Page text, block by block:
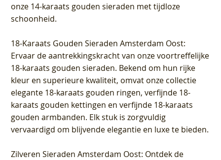
onze 14-karaats gouden sieraden met tijdloze
schoonheid.
18-Karaats Gouden Sieraden Amsterdam Oost:
Ervaar de aantrekkingskracht van onze voortreffelijke
18-karaats gouden sieraden. Bekend om hun rijke
kleur en superieure kwaliteit, omvat onze collectie
elegante 18-karaats gouden ringen, verfijnde 18-
karaats gouden kettingen en verfijnde 18-karaats
gouden armbanden. Elk stuk is zorgvuldig
vervaardigd om blijvende elegantie en luxe te bieden.
Zilveren Sieraden Amsterdam Oost: Ontdek de